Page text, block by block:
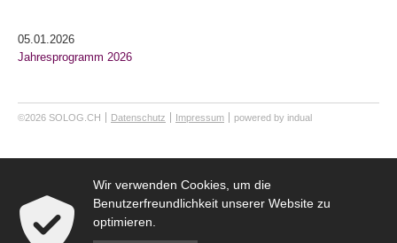
05.01.2026
Jahresprogramm 2026
©2026 SOLOG.CH Datenschutz Impressum powered by indual
Wir verwenden Cookies, um die
Benutzerfreundlichkeit unserer Website zu
optimieren.